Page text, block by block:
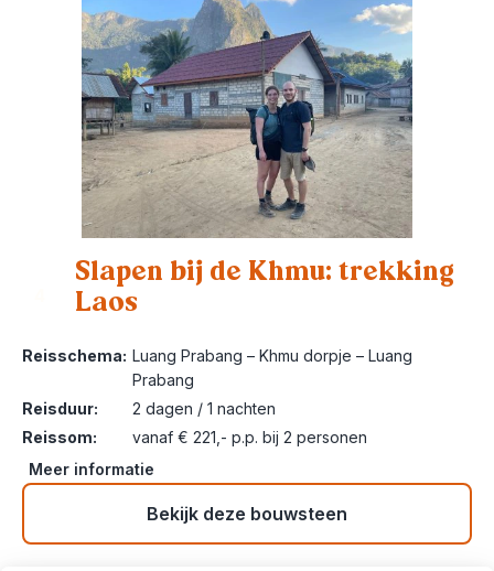
Slapen bij de Khmu: trekking
Laos
Reisschema: Luang Prabang – Khmu dorpje – Luang
Prabang
Reisduur:
2 dagen / 1 nachten
Reissom:
vanaf € 221,- p.p. bij 2 personen
Meer informatie
Bekijk deze bouwsteen